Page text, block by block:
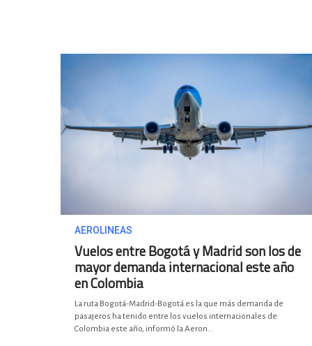
AEROLINEAS
Vuelos entre Bogotá y Madrid son los de
mayor demanda internacional este año
en Colombia
La ruta Bogotá-Madrid-Bogotá es la que más demanda de
pasajeros ha tenido entre los vuelos internacionales de
Colombia este año, informó la Aeron...